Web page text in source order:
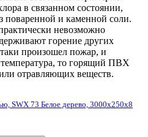
в связанном состоянии,
поваренной и каменной соли.
невозможно
горение других
произошел пожар, и
температура, то горящий ПВХ
отравляющих веществ.
SWX 73 Белое дерево, 3000x250x8